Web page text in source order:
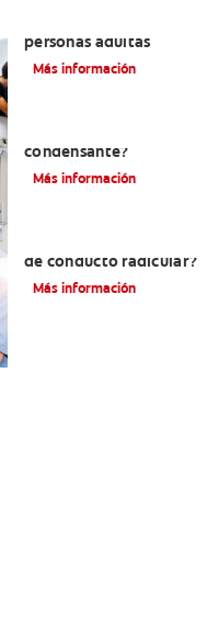
personas adultas
Más información
condensante?
Más información
de conducto radicular?
Más información